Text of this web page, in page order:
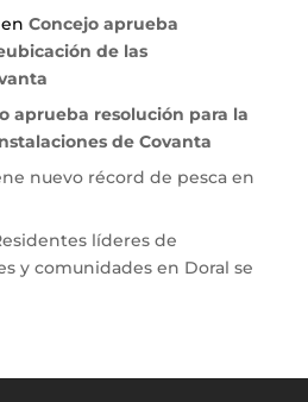
Concejo aprueba
de las
aprueba resolución para la
de Covanta
nuevo récord de pesca en
líderes de
y comunidades en Doral se